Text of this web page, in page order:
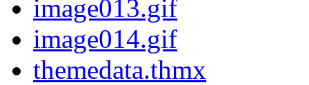
image013.gif
image014.gif
themedata.thmx